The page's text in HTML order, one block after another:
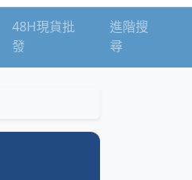
48H現貨批
發
進階搜
尋